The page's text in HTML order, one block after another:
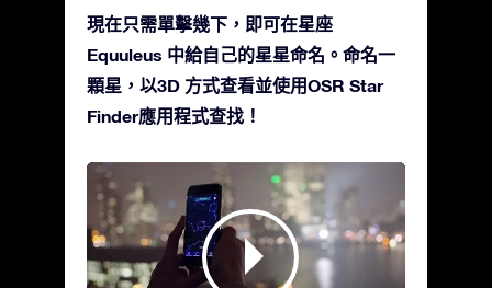
現在只需單擊幾下，即可在星座
Equuleus 中給自己的星星命名。命名一
顆星，以3D 方式查看並使用OSR Star
Finder應用程式查找！